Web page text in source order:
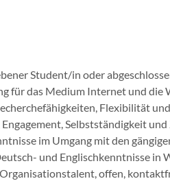
Student/in oder
für das Medium Internet und
Flexibilität
Selbstständigkeit
im Umgang mit den
und Englischkenntnisse in
offen,